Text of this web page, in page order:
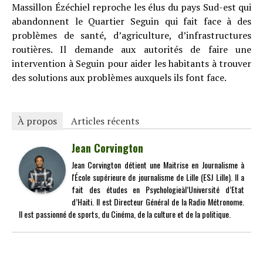
Massillon Ézéchiel reproche les élus du pays Sud-est qui
abandonnent le Quartier Seguin qui fait face à des
problèmes de santé, d’agriculture, d’infrastructures
routières. Il demande aux autorités de faire une
intervention à Seguin pour aider les habitants à trouver
des solutions aux problèmes auxquels ils font face.
À propos Articles récents
Jean Corvington
Jean Corvington détient une Maitrise en Journalisme à
l'École supérieure de journalisme de Lille (ESJ Lille). Il a
fait des études en Psychologieàl’Université d’Etat
d’Haiti. Il est Directeur Général de la Radio Métronome.
Il est passionné de sports, du Cinéma, de la culture et de la politique.